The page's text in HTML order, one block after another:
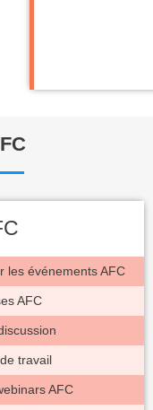
les événements AFC
AFC
travail
AFC